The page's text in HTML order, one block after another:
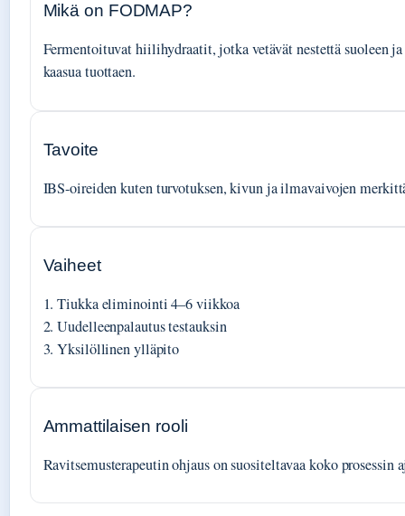
Mikä on FODMAP?
Fermentoituvat hiilihydraatit, jotka vetävät nestettä suoleen ja
kaasua tuottaen.
Tavoite
IBS-oireiden kuten turvotuksen, kivun ja ilmavaivojen
Vaiheet
1. Tiukka eliminointi 4–6 viikkoa
2. Uudelleenpalautus testauksin
3. Yksilöllinen ylläpito
Ammattilaisen rooli
Ravitsemusterapeutin ohjaus on suositeltavaa koko prosessin